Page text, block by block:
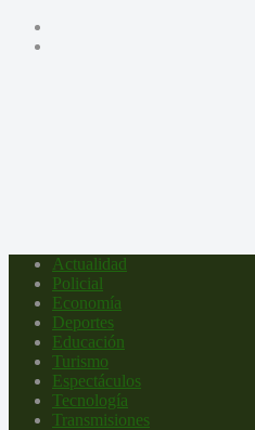
Actualidad
Policial
Economía
Deportes
Educación
Turismo
Espectáculos
Tecnología
Transmisiones